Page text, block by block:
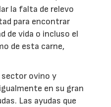
la falta de relevo
para encontrar
de vida o incluso el
de esta carne,
sector ovino y
en su gran
Las ayudas que